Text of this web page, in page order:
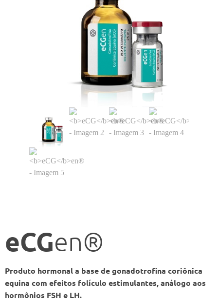
eCGen®
Produto hormonal a base de gonadotrofina coriônica
equina com efeitos folículo estimulantes, análogo aos
hormônios FSH e LH.